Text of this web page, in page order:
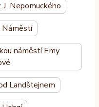
J. Nepomuckého
Náměstí
náměstí Emy
Landštejnem